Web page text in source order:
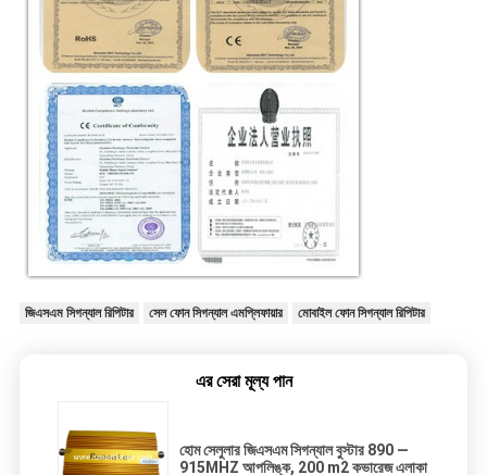
জিএসএম সিগন্যাল রিপিটার সেল ফোন সিগন্যাল এমপ্লিফায়ার মোবাইল ফোন সিগন্যাল রিপিটার
এর সেরা মূল্য পান
হোম সেলুলার জিএসএম সিগন্যাল বুস্টার 890 —
915MHZ আপলিঙ্ক, 200 m2 কভারেজ এলাকা